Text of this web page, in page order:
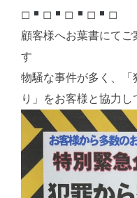
◻︎
◻︎ ◻︎ ◻︎
◻︎
顧客様へお葉書にてご
す
物騒な事件が多く、
り」をお客様と協力